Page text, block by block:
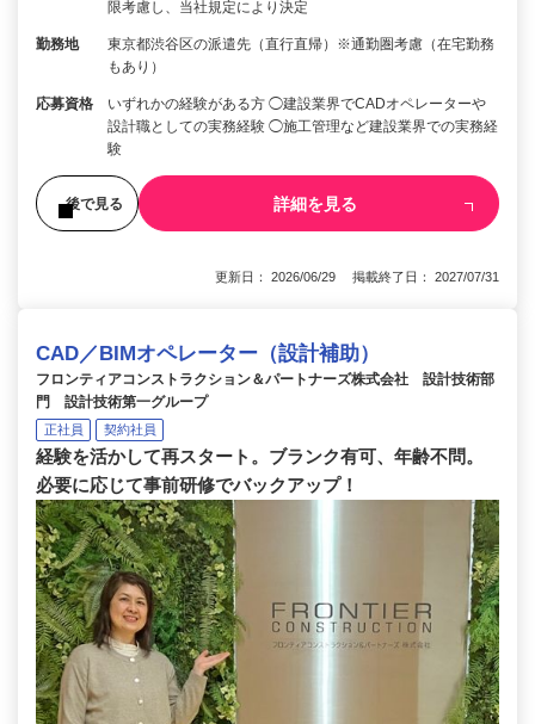
限考慮し、当社規定により決定
勤務地
東京都渋谷区の派遣先（直行直帰）※通勤圏考慮（在宅勤務
もあり）
応募資格
いずれかの経験がある方 ◯建設業界でCADオペレーターや
設計職としての実務経験 ◯施工管理など建設業界での実務経
験
後で見る 詳細を見る
更新日： 2026/06/29 掲載終了日： 2027/07/31
CAD／BIMオペレーター（設計補助）
フロンティアコンストラクション＆パートナーズ株式会社 設計技術部
門 設計技術第一グループ
正社員 契約社員
経験を活かして再スタート。ブランク有可、年齢不問。
必要に応じて事前研修でバックアップ！